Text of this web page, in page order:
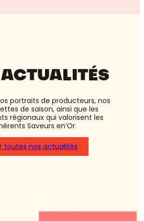
portraits de producteurs, nos
de saison, ainsi que les
régionaux qui valorisent les
Saveurs en’Or.
toutes nos actualités